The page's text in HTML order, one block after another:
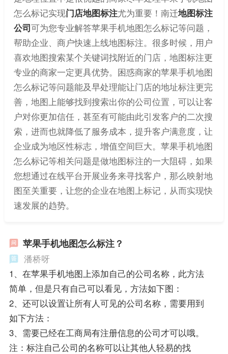
怎么标记实现门店地图标注尤为重要！南迁地图标注
公司可为您专业解答苹果手机地图怎么标记等问题，
帮助企业、商户快速上线地图标注。很多时候，用户
喜欢地图搜索某个关键词找附近的门店，地图标注更
专业的商家一定更具优势。困惑商家的苹果手机地图
怎么标记等问题能及早处理能让门店的地址标注更完
善，地图上能够找到搜索出你的公司位置，可以让客
户对你更加信任，甚至有可能由此引发客户的二次搜
索，进而也就降低了服务成本，提升客户满意度，让
企业成为地区性标志，增值空间巨大。苹果手机地图
怎么标记等相关问题是做地图标注的一大阻碍，如果
您想通过在线平台开展业务来寻找客户，那么映射地
图至关重要，让您的企业在地图上标记，从而实现快
速发展的趋势。
苹果手机地图怎么标注？
潘桥呀
1、在苹果手机地图上添加自己的公司名称，此方法
简单，但是只有自己可以看见，方法如下图：
2、还可以设置让所有人可见的公司名称，需要用到
如下方法：
3、需要已经在工商局有注册信息的公司才可以哦。
注：标注自己公司的名称可以让其他人轻易的找